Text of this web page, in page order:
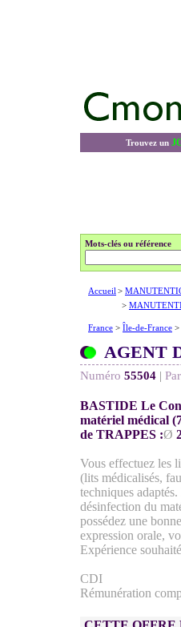
Trouvez un
Mots-clés ou référence
Accueil >
>
France > Île-de-France >
AGENT
Numéro 55504 |
BASTIDE Le
matériel médical
de TRAPPES :Ø
Vous effectuez les
(lits médicalisés,
techniques
désinfection du
possédez une
expression orale,
Expérience
CDI
Rémunération